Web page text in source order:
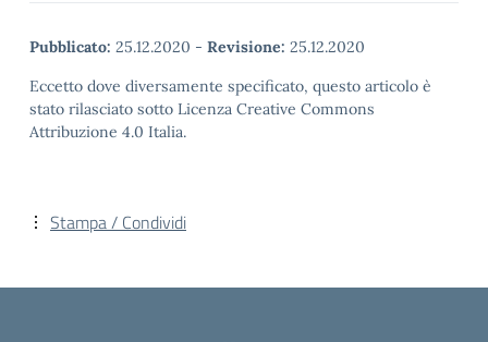
Pubblicato: 25.12.2020 - Revisione: 25.12.2020
Eccetto dove diversamente specificato, questo articolo è
stato rilasciato sotto Licenza Creative Commons
Attribuzione 4.0 Italia.
Stampa / Condividi